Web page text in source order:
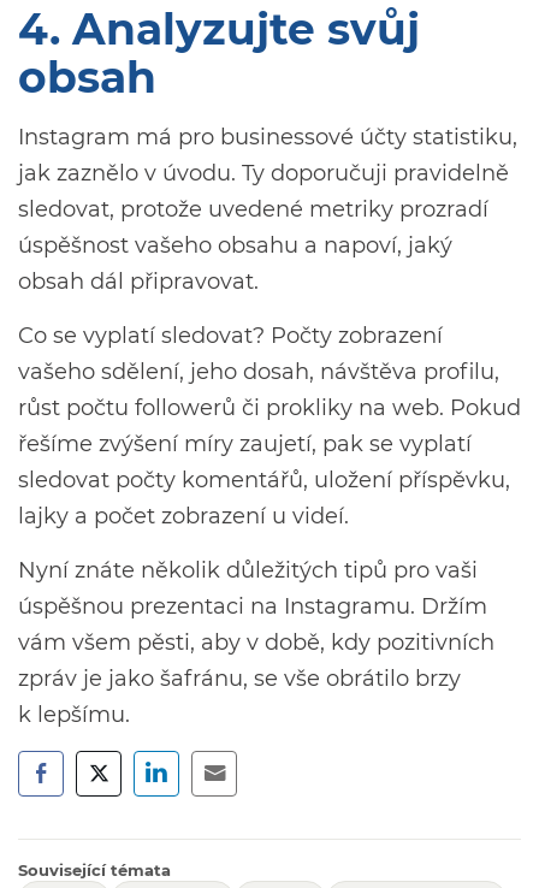
4. Analyzujte svůj
obsah
Instagram má pro businessové účty statistiku,
jak zaznělo v úvodu. Ty doporučuji pravidelně
sledovat, protože uvedené metriky prozradí
úspěšnost vašeho obsahu a napoví, jaký
obsah dál připravovat.
Co se vyplatí sledovat? Počty zobrazení
vašeho sdělení, jeho dosah, návštěva profilu,
růst počtu followerů či prokliky na web. Pokud
řešíme zvýšení míry zaujetí, pak se vyplatí
sledovat počty komentářů, uložení příspěvku,
lajky a počet zobrazení u videí.
Nyní znáte několik důležitých tipů pro vaši
úspěšnou prezentaci na Instagramu. Držím
vám všem pěsti, aby v době, kdy pozitivních
zpráv je jako šafránu, se vše obrátilo brzy
k lepšímu.
Související témata